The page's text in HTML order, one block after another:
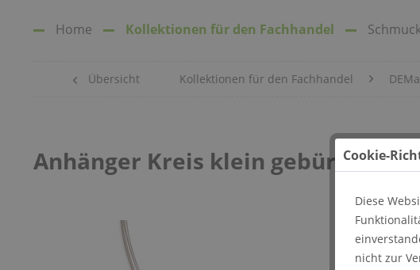
Home Kollektionen für den Fachhandel
Übersicht Kollektionen für den Fachhandel
Anhänger Kreis klein gebürstet Bild
Cookie-
Diese
nicht zur